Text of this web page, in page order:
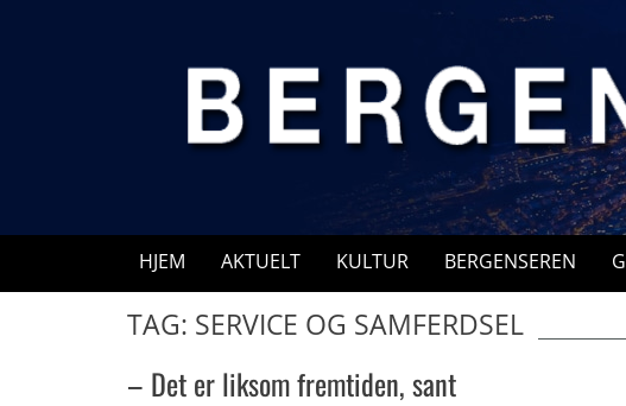
HJEM AKTUELT KULTUR BERGENSEREN
TAG: SERVICE OG SAMFERDSEL
– Det er liksom fremtiden, sant